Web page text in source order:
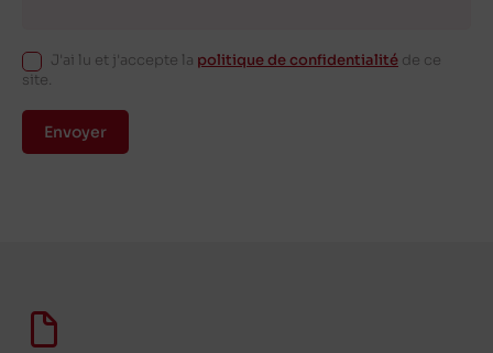
J'ai lu et j'accepte la politique de confidentialité de ce
site.
Envoyer